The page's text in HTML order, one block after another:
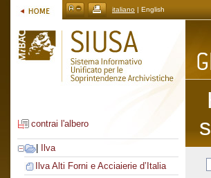
italiano | English
contrai l'albero
Ilva
Ilva Alti Forni e Acciaierie d’Italia